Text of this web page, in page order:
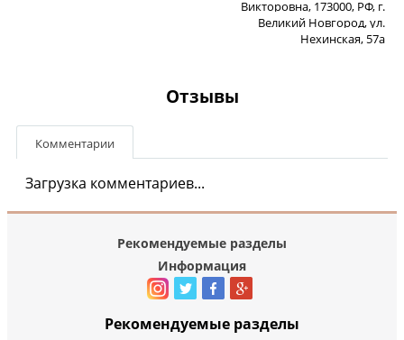
Викторовна, 173000, РФ, г.
Великий Новгород, ул.
Нехинская, 57а
Отзывы
Комментарии
Загрузка комментариев...
Рекомендуемые разделы
Информация
Рекомендуемые разделы